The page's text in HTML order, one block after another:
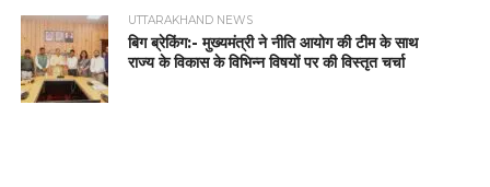
UTTARAKHAND NEWS
बिग ब्रेकिंग:- मुख्यमंत्री ने नीति आयोग की टीम के साथ
राज्य के विकास के विभिन्न विषयों पर की विस्तृत चर्चा